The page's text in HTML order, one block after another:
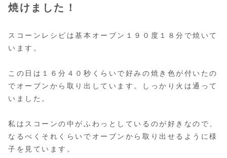
焼けました！
スコーンレシピは基本オーブン１９０度１８分で焼いて
います。
この日は１６分４０秒くらいで好みの焼き色が付いたの
でオーブンから取り出しています。しっかり火は通って
いました。
私はスコーンの中がふわっとしているのが好きなので、
なるべくそれくらいでオーブンから取り出せるように様
子を見ています。